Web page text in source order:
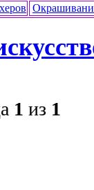
1 из 1